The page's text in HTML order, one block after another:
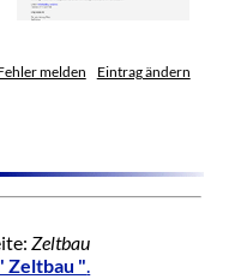
melden Eintrag ändern
Zeltbau
Zeltbau ".